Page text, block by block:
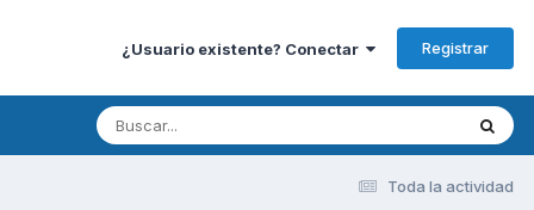
¿Usuario existente? Conectar Registrar
Toda la actividad